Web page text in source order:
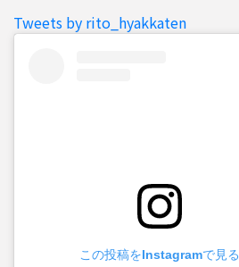
Tweets by rito_hyakkaten
この投稿をInstagramで見る